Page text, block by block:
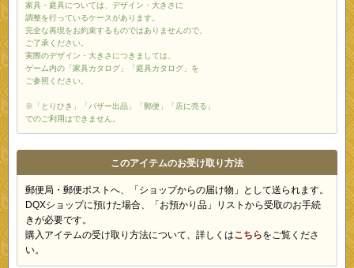
家具・庭具については、デザイン・大きさに
調整を行っているケースがあります。
完全な再現をお約束するものではありませんので、
ご了承ください。
実際のデザイン・大きさにつきましては、
ゲーム内の「家具カタログ」「庭具カタログ」を
ご参照ください。
※「とりひき」「バザー出品」「郵便」「店に売る」
でのご利用はできません。
このアイテムのお受け取り方法
郵便局・郵便ポストへ、「ショップからの届け物」として送られます。
DQXショップに預けた場合、「お預かり品」リストから受取のお手続
きが必要です。
購入アイテムの受け取り方法について、詳しくはこちらをご覧くださ
い。